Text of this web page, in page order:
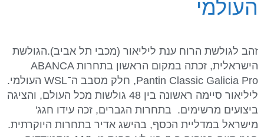
העולמי
זהב לגולשת הרוח ענת ליליאור (מכבי תל אביב).הגולשת
הישראלית, זכתה במקום הראשון בתחרות ABANCA
Pantin Classic Galicia Pro, חלק מסבב ה־WSL העולמי.
ליליאור סיימה ראשונה בין 48 גולשות מכל העולם, והציגה
ביצועים מרשימים. בתחרות הגברים, זכה עידו חגג'
מישראל במדליית הכסף, בהישג אדיר בתחרות היוקרתית.